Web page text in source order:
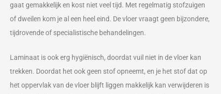
gaat gemakkelijk en kost niet veel tijd. Met regelmatig stofzuigen
of dweilen kom je al een heel eind. De vloer vraagt geen bijzondere,
tijdrovende of specialistische behandelingen.
Laminaat is ook erg hygiënisch, doordat vuil niet in de vloer kan
trekken. Doordat het ook geen stof opneemt, en je het stof dat op
het oppervlak van de vloer blijft liggen makkelijk kan verwijderen is